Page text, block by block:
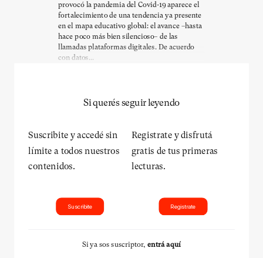
provocó la pandemia del Covid-19 aparece el
fortalecimiento de una tendencia ya presente
en el mapa educativo global: el avance –hasta
hace poco más bien silencioso– de las
llamadas plataformas digitales. De acuerdo
con datos...
Si querés seguir leyendo
Suscribite y accedé sin
límite a todos nuestros
contenidos.
Suscribite
Registrate y disfrutá
gratis de tus primeras
lecturas.
Registrate
Si ya sos suscriptor, entrá aquí